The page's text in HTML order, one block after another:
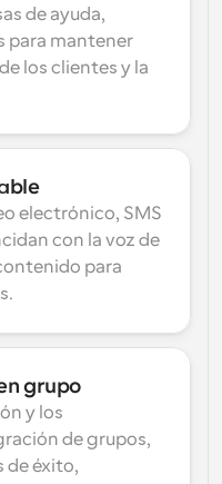
de ayuda,
para mantener
los clientes y la
electrónico, SMS
con la voz de
para
grupo
y los
de grupos,
de éxito,